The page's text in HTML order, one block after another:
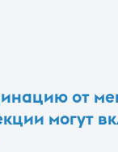
от
могут